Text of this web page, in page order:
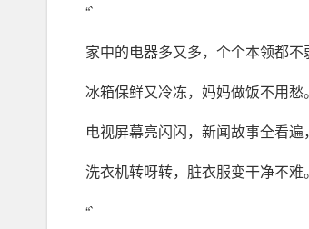
“`
家中的电器多又多，个个本领都不
冰箱保鲜又冷冻，妈妈做饭不用愁。
电视屏幕亮闪闪，新闻故事全看遍，
洗衣机转呀转，脏衣服变干净不难。
“`